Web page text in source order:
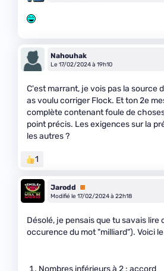
Nahouhak
Le 17/02/2024 à 19h10
C'est marrant, je vois pas la source
as voulu corriger Flock. Et ton 2e
complète contenant foule de
point précis. Les exigences sur la
les autres ?
1
Jarodd
Premium
Modifié le 17/02/2024 à 22h18
Désolé, je pensais que tu savais lire
occurence du mot "milliard"). Voici